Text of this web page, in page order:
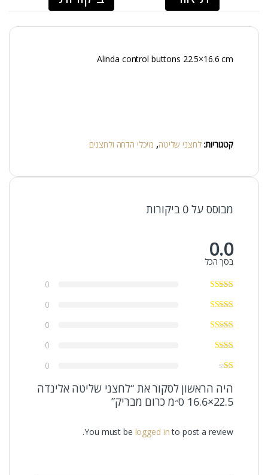
Alinda control buttons 22.5×16.6 cm
קטגוריות:לחצני שליטה, מיכלי הדחה ולחצנים
מבוסס על 0 ביקורות
0.0
בסך הכל
0
0
0
0
0
היה הראשון לסקור את “לחצני שליטה אלינדה
22.5×16.6 ס״מ כרום מבריק”
You must be logged into post a review.